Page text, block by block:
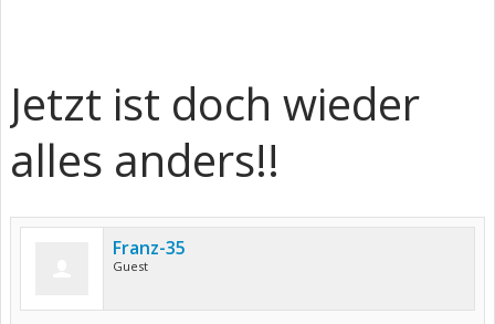
Jetzt ist doch wieder
alles anders!!
Franz-35
Guest